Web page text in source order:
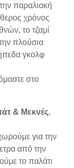
παραλιακή
χρόνος
το τζαμί
πλούσια
γκολφ
στο
& Μεκνές.
για την
από την
το παλάτι